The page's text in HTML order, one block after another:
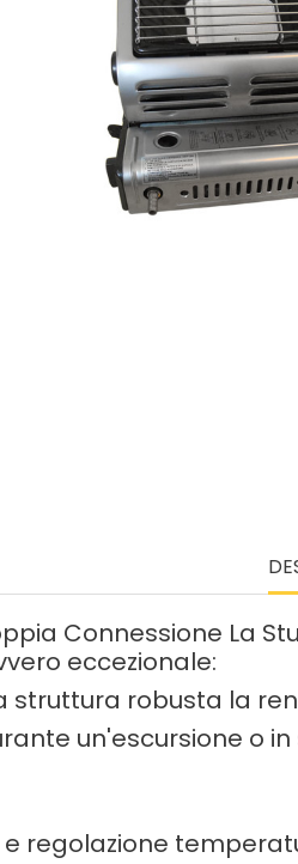
Connessione La
eccezionale:
struttura robusta la
un'escursione o
regolazione